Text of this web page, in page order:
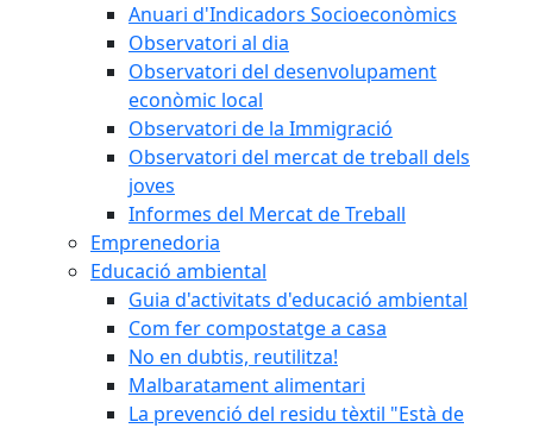
Anuari d'Indicadors Socioeconòmics
Observatori al dia
Observatori del desenvolupament
econòmic local
Observatori de la Immigració
Observatori del mercat de treball dels
joves
Informes del Mercat de Treball
Emprenedoria
Educació ambiental
Guia d'activitats d'educació ambiental
Com fer compostatge a casa
No en dubtis, reutilitza!
Malbaratament alimentari
La prevenció del residu tèxtil "Està de